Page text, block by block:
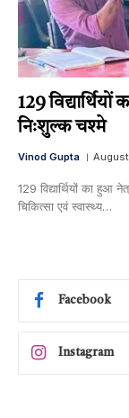
129
निःशुल्क चश्मे
Vinod Gupta
129 विद्यार्थियों का हुआ
चिकित्सा एवं स्वास्थ्य…
Facebook
Instagram